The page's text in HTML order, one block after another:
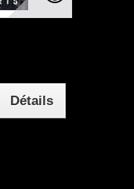
Détails